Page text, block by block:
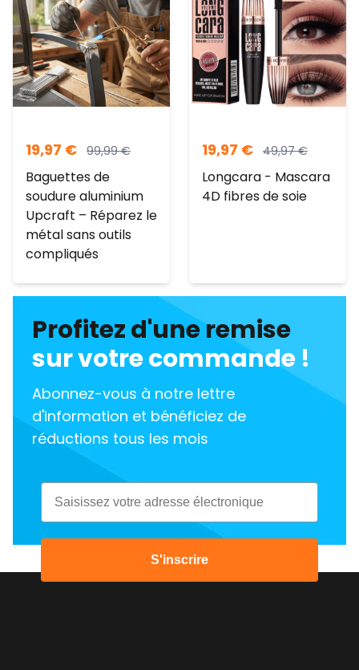
19,97 € 99,99€
Baguettes de
soudure aluminium
Upcraft – Réparez le
métal sans outils
compliqués
19,97 € 49,97€
Longcara - Mascara
4D fibres de soie
Profitez d'une remise
sur votre commande !
Abonnez-vous à notre lettre
d'information et bénéficiez de
réductions tous les mois
Email
S'inscrire